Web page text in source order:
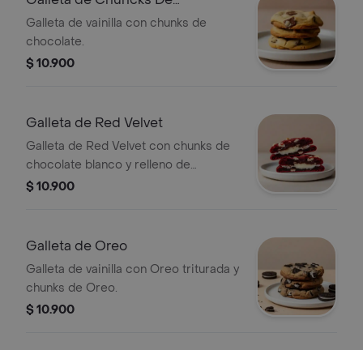
Chocolate
Galleta de vainilla con chunks de
chocolate.
$ 10.900
Galleta de Red Velvet
Galleta de Red Velvet con chunks de
chocolate blanco y relleno de
Cheesecake.
$ 10.900
Galleta de Oreo
Galleta de vainilla con Oreo triturada y
chunks de Oreo.
$ 10.900